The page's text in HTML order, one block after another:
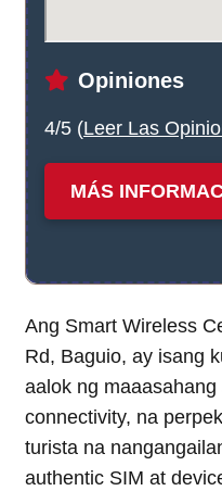
Opiniones
4/5 (Leer Las
MÁS
Ang Smart Wireless
Rd, Baguio, ay isang
aalok ng
connectivity, na
turista na
authentic SIM at